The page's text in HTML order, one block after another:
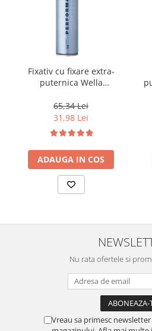
Fixativ cu fixare extra-
puternica Wella
500 ml
65,34 Lei
31,98 Lei
ADAUGA IN COS
Nu rata ofertele si
Vreau sa primesc